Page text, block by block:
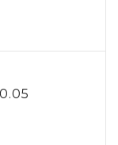
0.05